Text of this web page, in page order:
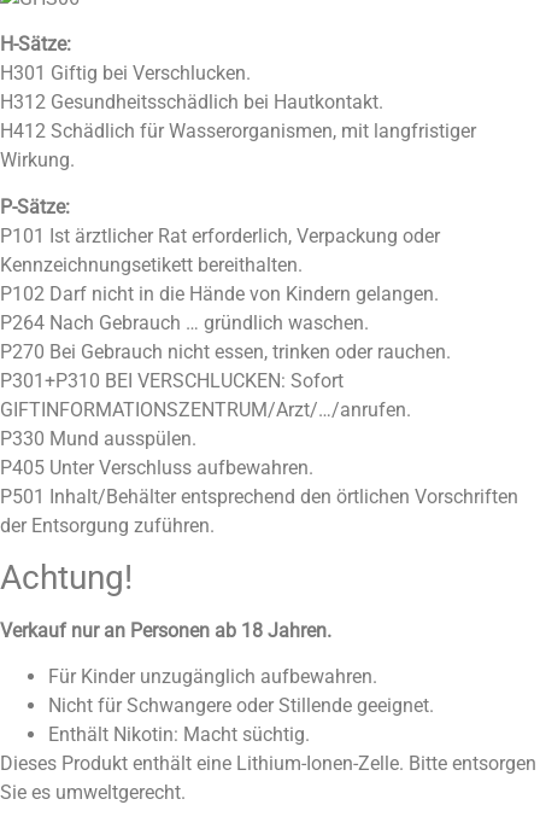
H-Sätze:
H301 Giftig bei Verschlucken.
H312 Gesundheitsschädlich bei Hautkontakt.
H412 Schädlich für Wasserorganismen, mit langfristiger
Wirkung.
P-Sätze:
P101 Ist ärztlicher Rat erforderlich, Verpackung oder
Kennzeichnungsetikett bereithalten.
P102 Darf nicht in die Hände von Kindern gelangen.
P264 Nach Gebrauch … gründlich waschen.
P270 Bei Gebrauch nicht essen, trinken oder rauchen.
P301+P310 BEI VERSCHLUCKEN: Sofort
GIFTINFORMATIONSZENTRUM/Arzt/…/anrufen.
P330 Mund ausspülen.
P405 Unter Verschluss aufbewahren.
P501 Inhalt/Behälter entsprechend den örtlichen Vorschriften
der Entsorgung zuführen.
Achtung!
Verkauf nur an Personen ab 18 Jahren.
Für Kinder unzugänglich aufbewahren.
Nicht für Schwangere oder Stillende geeignet.
Enthält Nikotin: Macht süchtig.
Dieses Produkt enthält eine Lithium-Ionen-Zelle. Bitte entsorgen
Sie es umweltgerecht.